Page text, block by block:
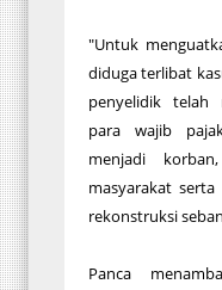
"Untuk
diduga terlibat
penyelidik telah
para wajib
menjadi
masyarakat
rekonstruksi
Panca